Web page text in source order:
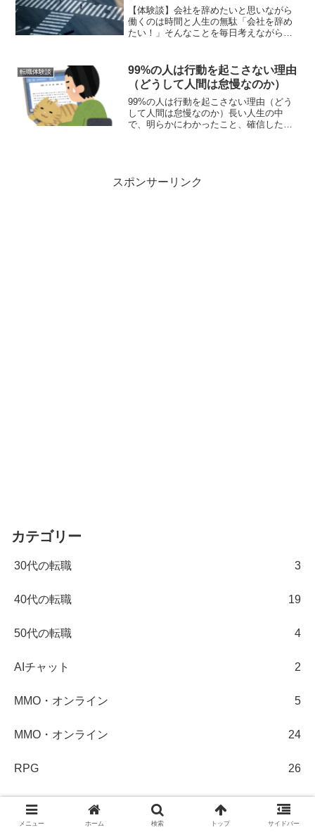
【体験談】会社を辞めたいと思いながら
働くのは時間と人生の無駄「会社を辞め
たい！」そんなことを毎日考えながら働
いのは間違いない。でも、わかっている
けど、でも抜けられない。...
転職体験談
99%の人は行動を起こさない理由
（どうして人間は怠慢なのか）
99%の人は行動を起こさない理由（どう
して人間は怠慢なのか）長い人生の中
で、明らかにわかったこと、確信したこ
スポンサーリンク
カテゴリー
30代の転職 3
40代の転職 19
50代の転職 4
AIチャット 2
MMO・オンライン 5
MMO・オンライン 24
RPG 26
RPG
メニュー ホーム 検索 トップ サイドバー